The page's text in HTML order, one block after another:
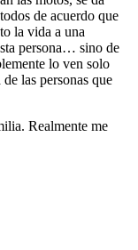
de acuerdo que
la vida a una
persona… sino de
lo ven solo
las personas que
Realmente me